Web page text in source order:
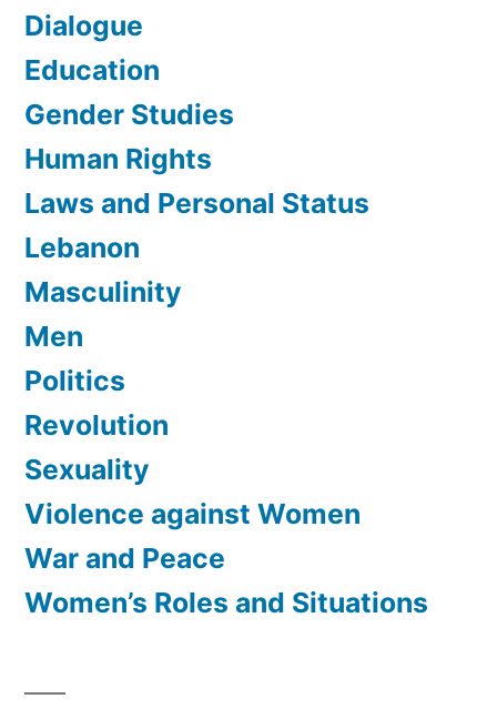
Dialogue
Education
Gender Studies
Human Rights
Laws and Personal Status
Lebanon
Masculinity
Men
Politics
Revolution
Sexuality
Violence against Women
War and Peace
Women’s Roles and Situations